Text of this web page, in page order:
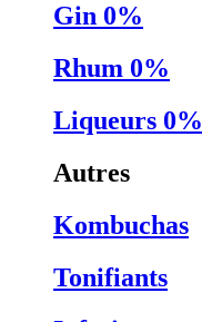
Gin 0%
Rhum 0%
Liqueurs 0%
Autres
Kombuchas
Tonifiants